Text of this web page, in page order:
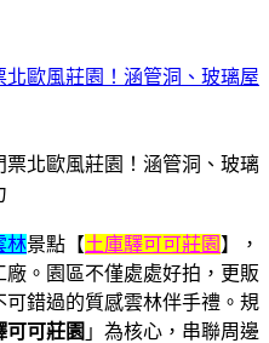
歐風莊園！涵管洞、玻璃屋
林景點【土庫驛可可莊園 】，
。園區不僅處處好拍，更販
錯過的質感雲林伴手禮。規
可可莊園 」為核心，串聯周邊